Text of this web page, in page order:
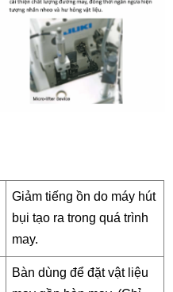
Giảm tiếng ồn do máy hút
bụi tạo ra trong quá trình
may.
Bàn dùng để đặt vật liệu